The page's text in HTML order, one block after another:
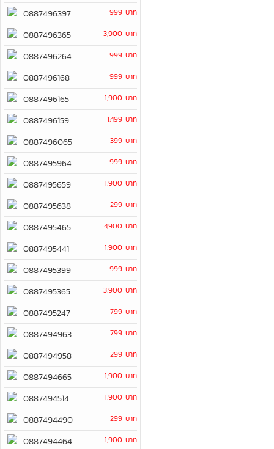
0887496397 999 บาท
0887496365 3,900 บาท
0887496264 999 บาท
0887496168 999 บาท
0887496165 1,900 บาท
0887496159 1,499 บาท
0887496065 399 บาท
0887495964 999 บาท
0887495659 1,900 บาท
0887495638 299 บาท
0887495465 4,900 บาท
0887495441 1,900 บาท
0887495399 999 บาท
0887495365 3,900 บาท
0887495247 799 บาท
0887494963 799 บาท
0887494958 299 บาท
0887494665 1,900 บาท
0887494514 1,900 บาท
0887494490 299 บาท
0887494464 1,900 บาท